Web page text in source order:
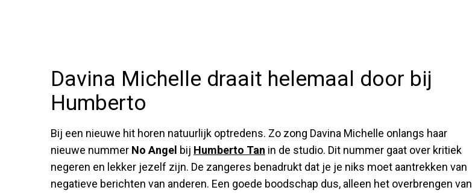
Davina Michelle draait helemaal door bij
Humberto
Bij een nieuwe hit horen natuurlijk optredens. Zo zong Davina Michelle onlangs haar
nieuwe nummer No Angel bij Humberto Tan in de studio. Dit nummer gaat over kritiek
negeren en lekker jezelf zijn. De zangeres benadrukt dat je je niks moet aantrekken van
negatieve berichten van anderen. Een goede boodschap dus, alleen het overbrengen van